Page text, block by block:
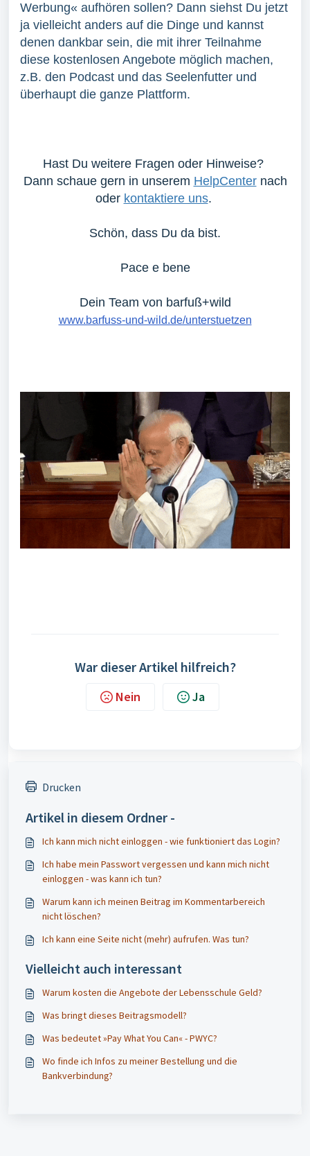
Werbung« aufhören sollen? Dann siehst Du jetzt
ja vielleicht anders auf die Dinge und kannst
denen dankbar sein, die mit ihrer Teilnahme
diese kostenlosen Angebote möglich machen,
z.B. den Podcast und das Seelenfutter und
überhaupt die ganze Plattform.
Hast Du weitere Fragen oder Hinweise?
Dann schaue gern in unserem HelpCenternach
oder kontaktiere uns.
Schön, dass Du da bist.
Pace e bene
Dein Team von barfuß+wild
www.barfuss-und-wild.de/unterstuetzen
War dieser Artikel hilfreich?
Nein Ja
Drucken
Artikel in diesem Ordner -
Ich kann mich nicht einloggen - wie funktioniert das Login?
Ich habe mein Passwort vergessen und kann mich nicht
einloggen - was kann ich tun?
Warum kann ich meinen Beitrag im Kommentarbereich
nicht löschen?
Ich kann eine Seite nicht (mehr) aufrufen. Was tun?
Vielleicht auch interessant
Warum kosten die Angebote der Lebensschule Geld?
Was bringt dieses Beitragsmodell?
Was bedeutet »Pay What You Can« - PWYC?
Wo finde ich Infos zu meiner Bestellung und die
Bankverbindung?